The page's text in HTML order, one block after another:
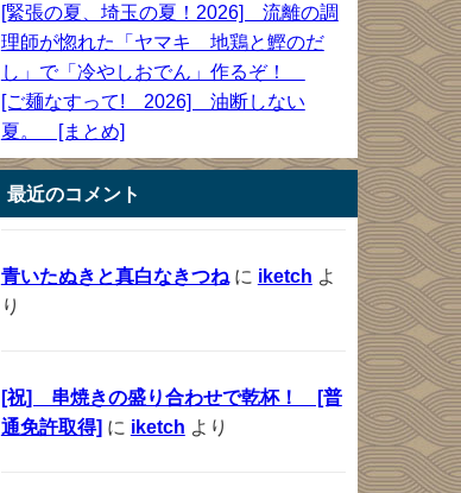
[緊張の夏、埼玉の夏！2026] 流離の調
理師が惚れた「ヤマキ 地鶏と鰹のだ
し」で「冷やしおでん」作るぞ！
[ご麺なすって! 2026] 油断しない
夏。 [まとめ]
最近のコメント
青いたぬきと真白なきつねに iketch よ
り
[祝] 串焼きの盛り合わせで乾杯！ [普
通免許取得] に iketch より